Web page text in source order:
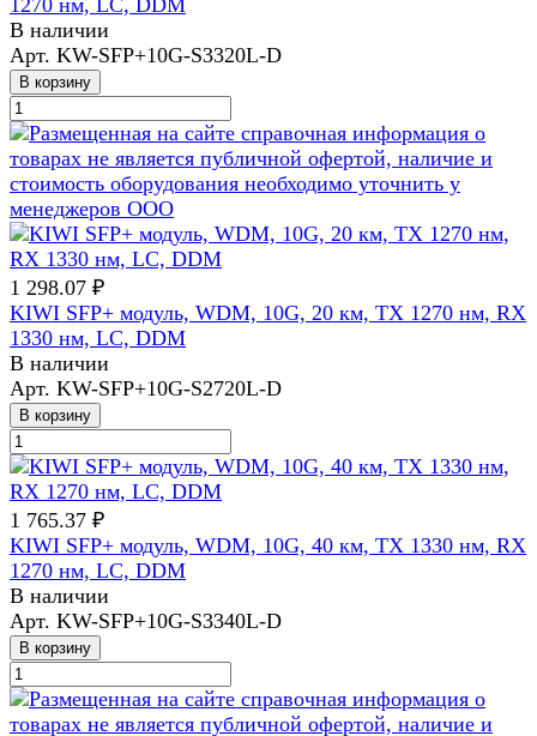
В наличии
Арт. KW-SFP+10G-S3320L-D
В корзину
1 298.07 ₽
KIWI SFP+ модуль, WDM, 10G, 20 км, TX 1270 нм, RX
1330 нм, LC, DDM
В наличии
Арт. KW-SFP+10G-S2720L-D
В корзину
1 765.37 ₽
KIWI SFP+ модуль, WDM, 10G, 40 км, TX 1330 нм, RX
1270 нм, LC, DDM
В наличии
Арт. KW-SFP+10G-S3340L-D
В корзину